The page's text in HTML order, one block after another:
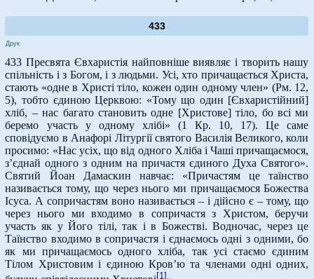
433
Друк
433 Пресвята Євхаристія найповніше виявляє і творить нашу
спільність і з Богом, і з людьми. Усі, хто причащається Христа,
стають «одне в Христі тіло, кожен один одному член» (Рм. 12,
5), тобто єдиною Церквою: «Тому що один [Євхаристійний]
хліб, – нас багато становить одне [Христове] тіло, бо всі ми
беремо участь у одному хлібі» (1 Кр. 10, 17). Це саме
сповідуємо в Анафорі Літургії святого Василія Великого, коли
просимо: «Нас усіх, що від одного Хліба і Чаші причащаємося,
з’єднай одного з одним на причастя єдиного Духа Святого».
Святий Йоан Дамаскин навчає: «Причастям це таїнство
називається тому, що через нього ми причащаємося Божества
Ісуса. А сопричастям воно називається – і дійсно є – тому, що
через нього ми входимо в сопричастя з Христом, беручи
участь як у Його тілі, так і в Божестві. Водночас, через це
Таїнство входимо в сопричастя і єднаємось одні з одними, бо
як ми причащаємось одного хліба, так усі стаємо єдиним
Тілом Христовим і єдиною Кров’ю та членами одні одних,
[1]